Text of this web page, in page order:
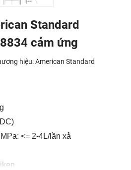
Standard
cảm ứng
hiệu:American Standard
<= 2-4L/lần xả